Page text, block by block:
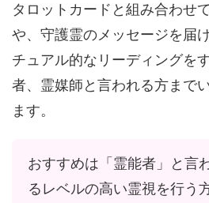
タロットカードと組み合わせ
や、守護霊のメッセージを届
チュアル的なリーディングを
者、霊媒師と言われる方まで
ます。
おすすめは「霊能者」と言
るレベルの高い霊視を行う